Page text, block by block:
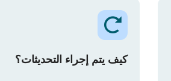
كيف يتم إجراء التحديثات؟